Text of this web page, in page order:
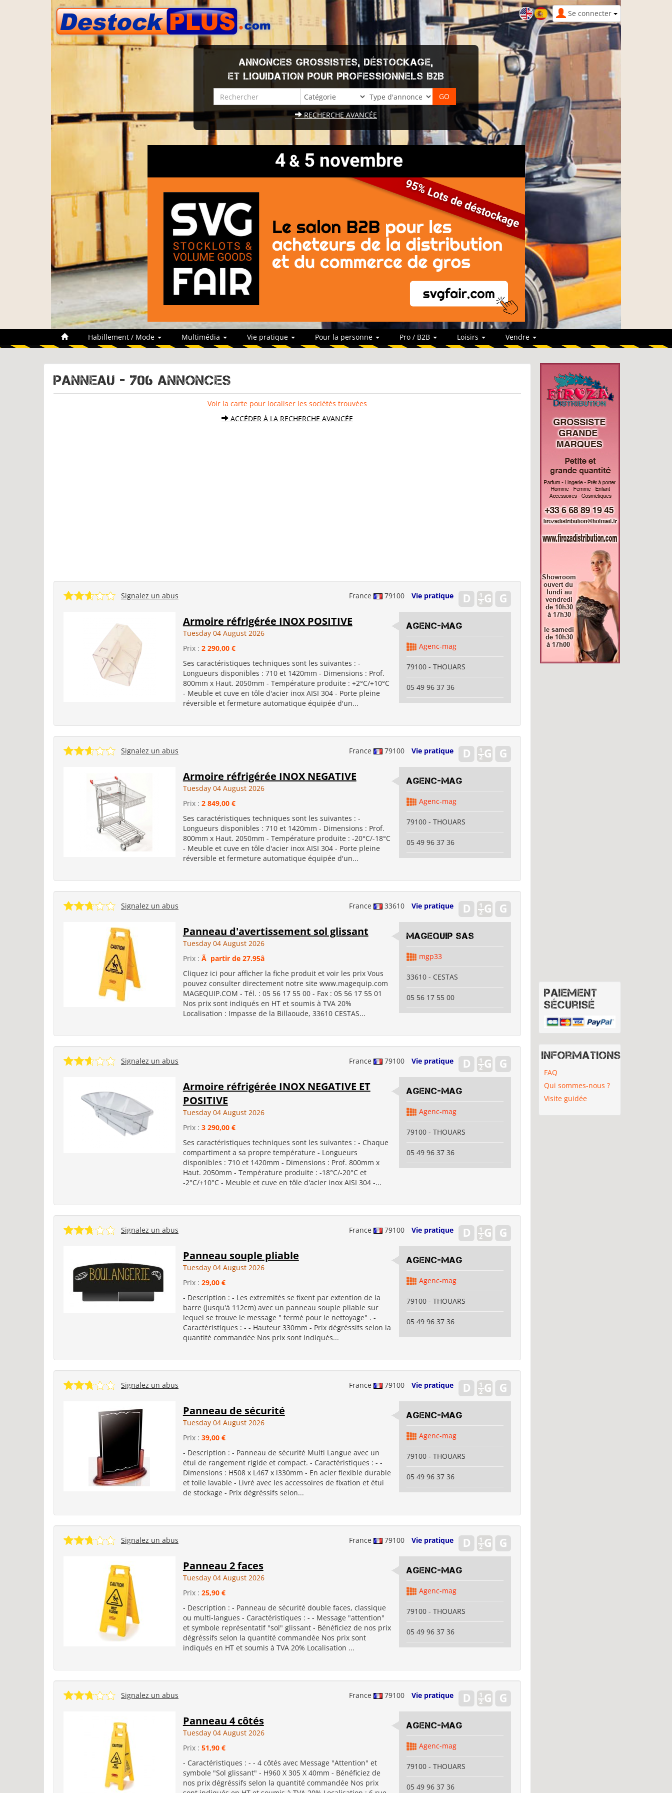
Se connecter
ANNONCES GROSSISTES, DÉSTOCKAGE,
ET LIQUIDATION POUR PROFESSIONNELS B2B
RECHERCHE AVANCÉE
Habillement / Mode Multimédia Vie pratique Pour la personne Pro / B2B Loisirs Vendre
PANNEAU - 706 Annonces
Voir la carte pour localiser les sociétés trouvées
ACCÉDER À LA RECHERCHE AVANCÉE
France 79100 Vie pratique
Signalez un abus
Armoire réfrigérée INOX POSITIVE
Tuesday 04 August 2026
Prix : 2 290,00 €
Ses caractéristiques techniques sont les suivantes : -
Longueurs disponibles : 710 et 1420mm - Dimensions : Prof.
800mm x Haut. 2050mm - Température produite : +2°C/+10°C
- Meuble et cuve en tôle d'acier inox AISI 304 - Porte pleine
réversible et fermeture automatique équipée d'un...
Agenc-mag
Agenc-mag
79100 - THOUARS
05 49 96 37 36
France 79100 Vie pratique
Signalez un abus
Armoire réfrigérée INOX NEGATIVE
Tuesday 04 August 2026
Prix : 2 849,00 €
Ses caractéristiques techniques sont les suivantes : -
Longueurs disponibles : 710 et 1420mm - Dimensions : Prof.
800mm x Haut. 2050mm - Température produite : -20°C/-18°C
- Meuble et cuve en tôle d'acier inox AISI 304 - Porte pleine
réversible et fermeture automatique équipée d'un...
Agenc-mag
Agenc-mag
79100 - THOUARS
05 49 96 37 36
France 33610 Vie pratique
Signalez un abus
Panneau d'avertissement sol glissant
Tuesday 04 August 2026
Prix : Ã partir de 27.95â
Cliquez ici pour afficher la fiche produit et voir les prix Vous
pouvez consulter directement notre site www.magequip.com
MAGEQUIP.COM - Tél. : 05 56 17 55 00 - Fax : 05 56 17 55 01
Nos prix sont indiqués en HT et soumis à TVA 20%
Localisation : Impasse de la Billaoude, 33610 CESTAS...
MAGEQUIP SAS
mgp33
33610 - CESTAS
05 56 17 55 00
France 79100 Vie pratique
Signalez un abus
Armoire réfrigérée INOX NEGATIVE ET
POSITIVE
Tuesday 04 August 2026
Prix : 3 290,00 €
Ses caractéristiques techniques sont les suivantes : - Chaque
compartiment a sa propre température - Longueurs
disponibles : 710 et 1420mm - Dimensions : Prof. 800mm x
Haut. 2050mm - Température produite : -18°C/-20°C et
-2°C/+10°C - Meuble et cuve en tôle d'acier inox AISI 304 -...
Agenc-mag
Agenc-mag
79100 - THOUARS
05 49 96 37 36
France 79100 Vie pratique
Signalez un abus
Panneau souple pliable
Tuesday 04 August 2026
Prix : 29,00 €
- Description : - Les extremités se fixent par extention de la
barre (jusqu'à 112cm) avec un panneau souple pliable sur
lequel se trouve le message " fermé pour le nettoyage" . -
Caractéristiques : - - Hauteur 330mm - Prix dégréssifs selon la
quantité commandée Nos prix sont indiqués...
Agenc-mag
Agenc-mag
79100 - THOUARS
05 49 96 37 36
France 79100 Vie pratique
Signalez un abus
Panneau de sécurité
Tuesday 04 August 2026
Prix : 39,00 €
- Description : - Panneau de sécurité Multi Langue avec un
étui de rangement rigide et compact. - Caractéristiques : - -
Dimensions : H508 x L467 x l330mm - En acier flexible durable
et toile lavable - Livré avec les accessoires de fixation et étui
de stockage - Prix dégréssifs selon...
Agenc-mag
Agenc-mag
79100 - THOUARS
05 49 96 37 36
France 79100 Vie pratique
Signalez un abus
Panneau 2 faces
Tuesday 04 August 2026
Prix : 25,90 €
- Description : - Panneau de sécurité double faces, classique
ou multi-langues - Caractéristiques : - - Message "attention"
et symbole représentatif "sol" glissant - Bénéficiez de nos prix
dégréssifs selon la quantité commandée Nos prix sont
indiqués en HT et soumis à TVA 20% Localisation ...
Agenc-mag
Agenc-mag
79100 - THOUARS
05 49 96 37 36
France 79100 Vie pratique
Signalez un abus
Panneau 4 côtés
Tuesday 04 August 2026
Prix : 51,90 €
- Caractéristiques : - - 4 côtés avec Message "Attention" et
symbole "Sol glissant" - H960 X 305 X 40mm - Bénéficiez de
nos prix dégréssifs selon la quantité commandée Nos prix
Agenc-mag
Agenc-mag
79100 - THOUARS
05 49 96 37 36
Paiement
sécurisé
Informations
FAQ
Qui sommes-nous ?
Visite guidée